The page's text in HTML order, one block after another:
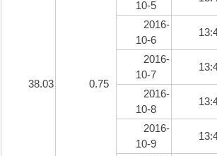
38.03 0.75
10-5
2016-
10-6
2016-
10-7
2016-
10-8
2016-
10-9